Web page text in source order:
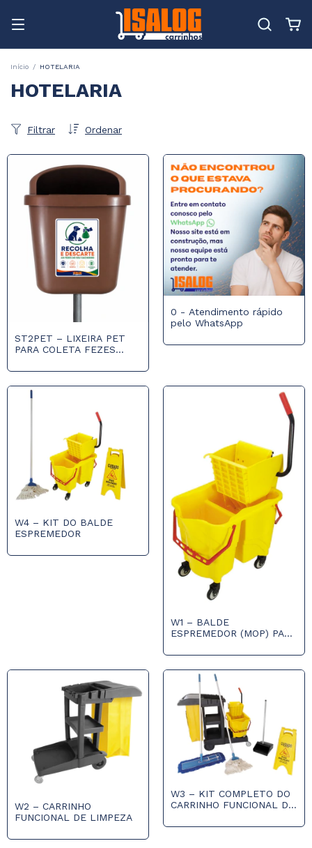
Início / HOTELARIA
HOTELARIA
Ordenar
Filtrar
ST2PET – LIXEIRA PET
PARA COLETA FEZES
POSTE
0 - Atendimento rápido
pelo WhatsApp
W4 – KIT DO BALDE
ESPREMEDOR
W1 – BALDE
ESPREMEDOR (MOP) PARA
E DRENO
W2 – CARRINHO
FUNCIONAL DE LIMPEZA
W3 – KIT COMPLETO DO
CARRINHO FUNCIONAL DE